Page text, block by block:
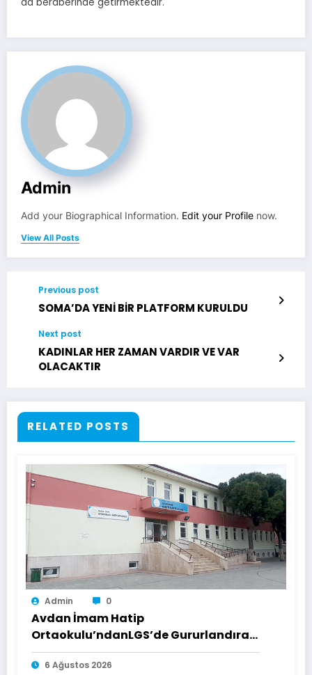
Admin
Add your Biographical Information. Edit your Profile now.
View All Posts
Previous post
SOMA’DA YENİ BİR PLATFORM KURULDU
Next post
KADINLAR HER ZAMAN VARDIR VE VAR
OLACAKTIR
RELATED POSTS
Admin 0
Avdan İmam Hatip
Ortaokulu’ndanLGS’de Gururlandıran
Başarı
6 Ağustos 2026